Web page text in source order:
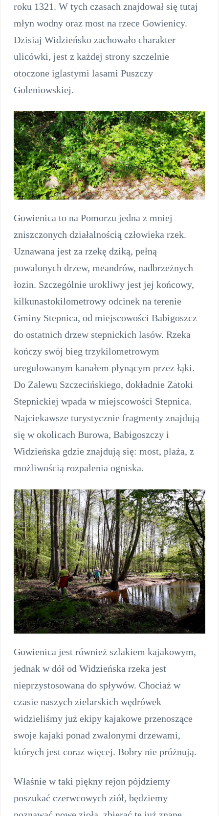
roku 1321. W tych czasach znajdował się tutaj
młyn wodny oraz most na rzece Gowienicy.
Dzisiaj Widzieńsko zachowało charakter
ulicówki, jest z każdej strony szczelnie
otoczone iglastymi lasami Puszczy
Goleniowskiej.
Gowienica to na Pomorzu jedna z mniej
zniszczonych działalnością człowieka rzek.
Uznawana jest za rzekę dziką, pełną
powalonych drzew, meandrów, nadbrzeżnych
łozin. Szczególnie urokliwy jest jej końcowy,
kilkunastokilometrowy odcinek na terenie
Gminy Stepnica, od miejscowości Babigoszcz
do ostatnich drzew stepnickich lasów. Rzeka
kończy swój bieg trzykilometrowym
uregulowanym kanałem płynącym przez łąki.
Do Zalewu Szczecińskiego, dokładnie Zatoki
Stepnickiej wpada w miejscowości Stepnica.
Najciekawsze turystycznie fragmenty znajdują
się w okolicach Burowa, Babigoszczy i
Widzieńska gdzie znajdują się: most, plaża, z
możliwością rozpalenia ogniska.
Gowienica jest również szlakiem kajakowym,
jednak w dół od Widzieńska rzeka jest
nieprzystosowana do spływów. Chociaż w
czasie naszych zielarskich wędrówek
widzieliśmy już ekipy kajakowe przenoszące
swoje kajaki ponad zwalonymi drzewami,
których jest coraz więcej. Bobry nie próżnują.
Właśnie w taki piękny rejon pójdziemy
poszukać czerwcowych ziół, będziemy